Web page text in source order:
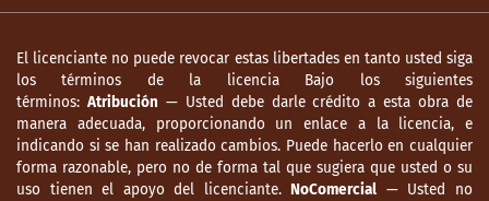
El licenciante no puede revocar estas libertades en tanto usted siga
los términos de la licencia Bajo los siguientes
términos: Atribución — Usted debe darle crédito a esta obra de
manera adecuada, proporcionando un enlace a la licencia, e
indicando si se han realizado cambios. Puede hacerlo en cualquier
forma razonable, pero no de forma tal que sugiera que usted o su
uso tienen el apoyo del licenciante.NoComercial — Usted no